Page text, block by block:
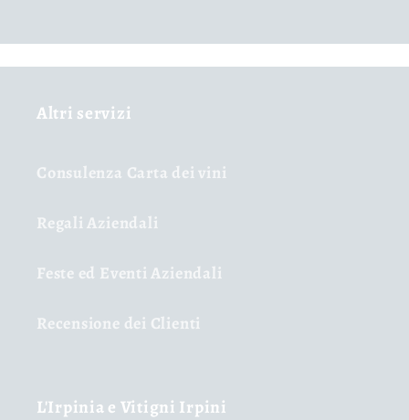
Altri servizi
Consulenza Carta dei vini
Regali Aziendali
Feste ed Eventi Aziendali
Recensione dei Clienti
L'Irpinia e Vitigni Irpini